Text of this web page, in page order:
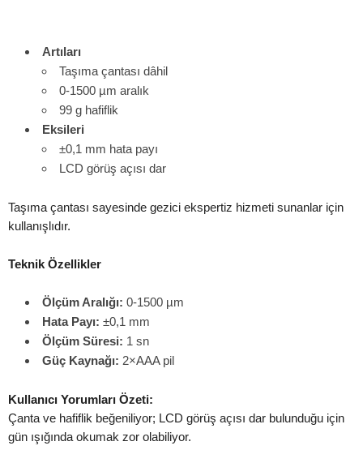
Artıları
Taşıma çantası dâhil
0-1500 µm aralık
99 g hafiflik
Eksileri
±0,1 mm hata payı
LCD görüş açısı dar
Taşıma çantası sayesinde gezici ekspertiz hizmeti sunanlar için
kullanışlıdır.
Teknik Özellikler
Ölçüm Aralığı: 0-1500 µm
Hata Payı: ±0,1 mm
Ölçüm Süresi: 1 sn
Güç Kaynağı: 2×AAA pil
Kullanıcı Yorumları Özeti:
Çanta ve hafiflik beğeniliyor; LCD görüş açısı dar bulunduğu için
gün ışığında okumak zor olabiliyor.